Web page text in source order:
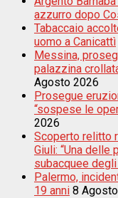
azzurro dopo
Tabaccaio
uomo a Canicattì
Messina,
palazzina
Agosto 2026
Prosegue
“sospese le
2026
Scoperto relitto
Giuli: “Una
subacquee
Palermo,
19 anni 8